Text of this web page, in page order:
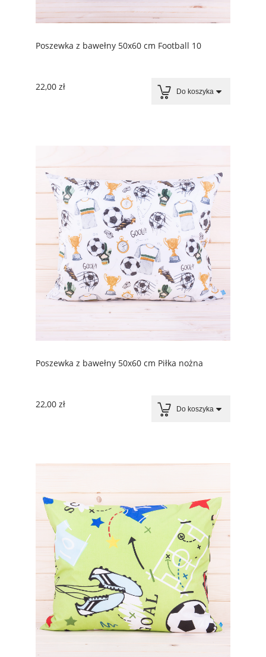
Poszewka z bawełny 50x60 cm Football 10
22,00 zł Do koszyka
Poszewka z bawełny 50x60 cm Piłka nożna
22,00 zł Do koszyka